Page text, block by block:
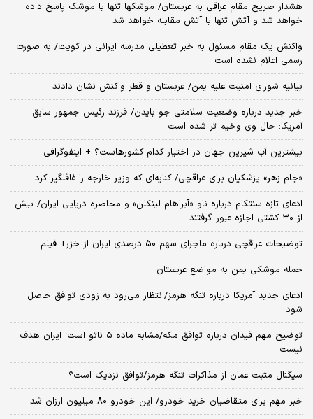
هشدار صریح مقام عراقی به عربستان/ موشکها تنها با موشک پاسخ داده
خواهد شد و آتش تنها با آتش مقابله خواهد شد
واکنش یک مقام مسئول به خبر تعطیلی مدرسه ایرانی در کویت/ به صورت
رسمی اعلام نشده است
بیانیه شورای امنیت علیه یمن/ عربستان و قطر واکنش نشان دادند
خبر جدید درباره وضعیت سلامتی جو بایدن/ فرزند رئیس جمهور سابق
آمریکا: حال وی وخیم تر شده است
بیشترین آب شیرین جهان در اختیار کدام کشورهاست؟ + اینفوگرافی
«جام زهر» پزشکیان برای عراقچی/ کنایه‌ای که وزیر خارجه را غافلگیر کرد
ادعای تازه سنتکام درباره ناو «آبراهام لینکلن» و محاصره دریایی ایران/ بیش
از ۳۰ کشتی اجازه عبور گرفتند
توضیحات عراقچی درباره ماجرای سهم ۵۰ درصدی ایران از خزر+ فیلم
حمله موشکی یمن به مواضع عربستان
ادعای جدید آمریکا درباره تنگه هرمز/انتظار می‌رود به زودی توافق حاصل
شود
توضیح مهم فیدان درباره توافق مکه/مشابه ماده ۵ ناتو است؛ ایران هدف
نیست
سیگنال‌ مثبت عمان از مذاکرات تنگه هرمز/توافق نزدیک است؟
خبر مهم برای متقاضیان خرید خودرو/ این خودرو ۸۰ میلیون ارزان شد